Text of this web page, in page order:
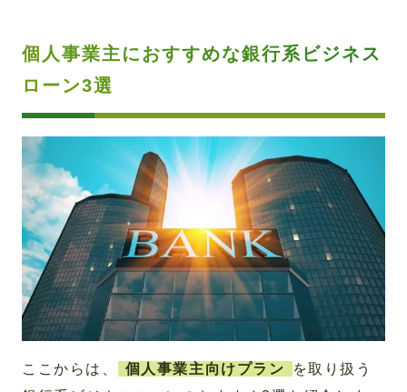
個人事業主におすすめな銀行系ビジネス
ローン3選
ここからは、 個人事業主向けプラン
を取り扱う